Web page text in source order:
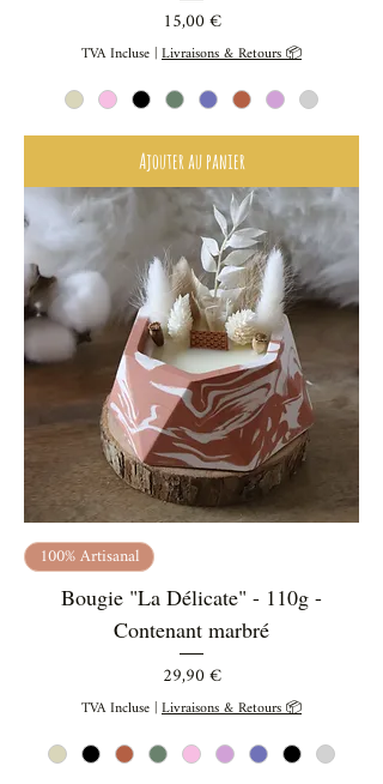
Prix
15,00 €
TVA Incluse|Livraisons & Retours 📦
Ajouter au panier
100% Artisanal
Bougie "La Délicate" - 110g -
Contenant marbré
Prix
29,90 €
TVA Incluse|Livraisons & Retours 📦